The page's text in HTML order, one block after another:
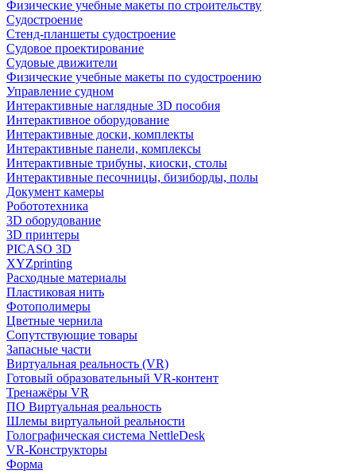
Физические учебные макеты по строительству
Судостроение
Стенд-планшеты судостроение
Судовое проектирование
Судовые движители
Физические учебные макеты по судостроению
Управление судном
Интерактивные наглядные 3D пособия
Интерактивное оборудование
Интерактивные доски, комплекты
Интерактивные панели, комплексы
Интерактивные трибуны, киоски, столы
Интерактивные песочницы, бизиборды, полы
Документ камеры
Робототехника
3D оборудование
3D принтеры
PICASO 3D
XYZprinting
Расходные материалы
Пластиковая нить
Фотополимеры
Цветные чернила
Сопутствующие товары
Запасные части
Виртуальная реальность (VR)
Готовый образовательный VR-контент
Тренажёры VR
ПО Виртуальная реальность
Шлемы виртуальной реальности
Голографическая система NettleDesk
VR-Конструкторы
Форма